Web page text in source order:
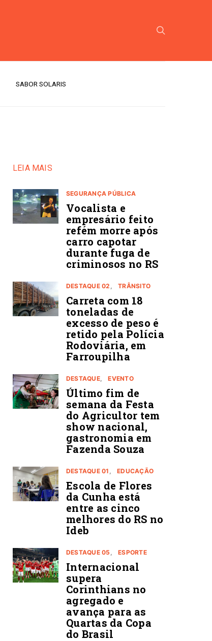
SABOR SOLARIS
LEIA MAIS
SEGURANÇA PÚBLICA
Vocalista e
empresário feito
refém morre após
carro capotar
durante fuga de
criminosos no RS
DESTAQUE 02 TRÂNSITO
Carreta com 18
toneladas de
excesso de peso é
retido pela Polícia
Rodoviária, em
Farroupilha
DESTAQUE EVENTO
Último fim de
semana da Festa
do Agricultor tem
show nacional,
gastronomia em
Fazenda Souza
DESTAQUE 01 EDUCAÇÃO
Escola de Flores
da Cunha está
entre as cinco
melhores do RS no
Ideb
DESTAQUE 05 ESPORTE
Internacional
supera
Corinthians no
agregado e
avança para as
Quartas da Copa
do Brasil